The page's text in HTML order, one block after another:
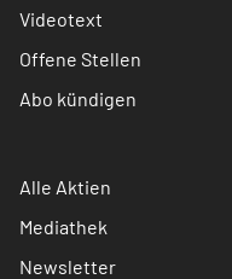
Videotext
Offene Stellen
Abo kündigen
Alle Aktien
Mediathek
Newsletter